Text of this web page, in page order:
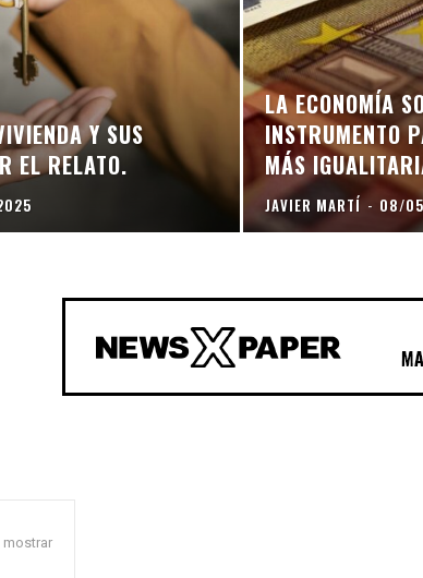
Y SUS
EL RELATO.
LA ECONOMÍA
INSTRUMENTO
MÁS
JAVIER MARTÍ - 08/
mostrar